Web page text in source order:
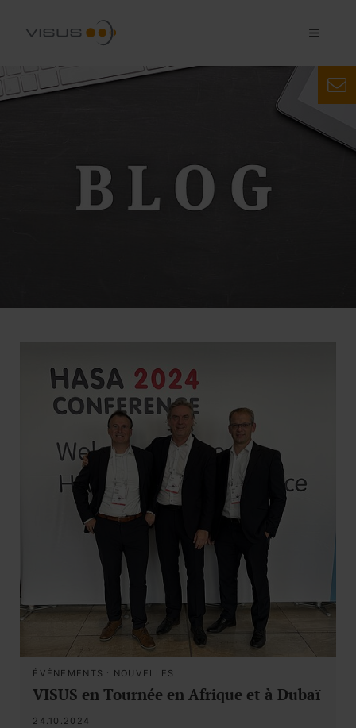
ÉVÉNEMENTS · NOUVELLES
VISUS en Tournée en Afrique et à Dubaï
24.10.2024